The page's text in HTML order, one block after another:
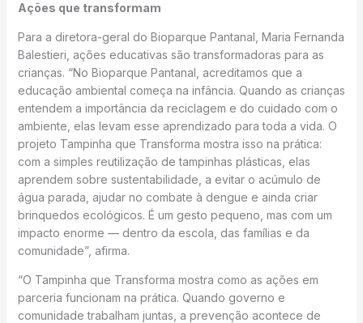
Ações que transformam
Para a diretora-geral do Bioparque Pantanal, Maria Fernanda
Balestieri, ações educativas são transformadoras para as
crianças. “No Bioparque Pantanal, acreditamos que a
educação ambiental começa na infância. Quando as crianças
entendem a importância da reciclagem e do cuidado com o
ambiente, elas levam esse aprendizado para toda a vida. O
projeto Tampinha que Transforma mostra isso na prática:
com a simples reutilização de tampinhas plásticas, elas
aprendem sobre sustentabilidade, a evitar o acúmulo de
água parada, ajudar no combate à dengue e ainda criar
brinquedos ecológicos. É um gesto pequeno, mas com um
impacto enorme — dentro da escola, das famílias e da
comunidade”, afirma.
“O Tampinha que Transforma mostra como as ações em
parceria funcionam na prática. Quando governo e
comunidade trabalham juntas, a prevenção acontece de